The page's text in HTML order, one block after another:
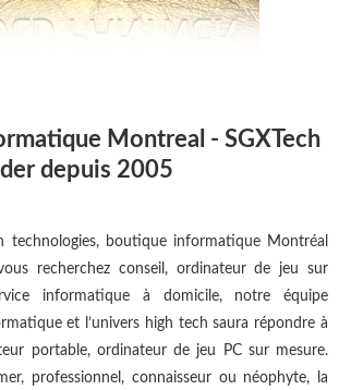
Montreal - SGXTech
depuis 2005
technologies, boutique informatique Montréal
recherchez conseil, ordinateur de jeu sur
informatique à domicile, notre équipe
et l’univers high tech saura répondre à
portable, ordinateur de jeu PC sur mesure.
professionnel, connaisseur ou néophyte, la